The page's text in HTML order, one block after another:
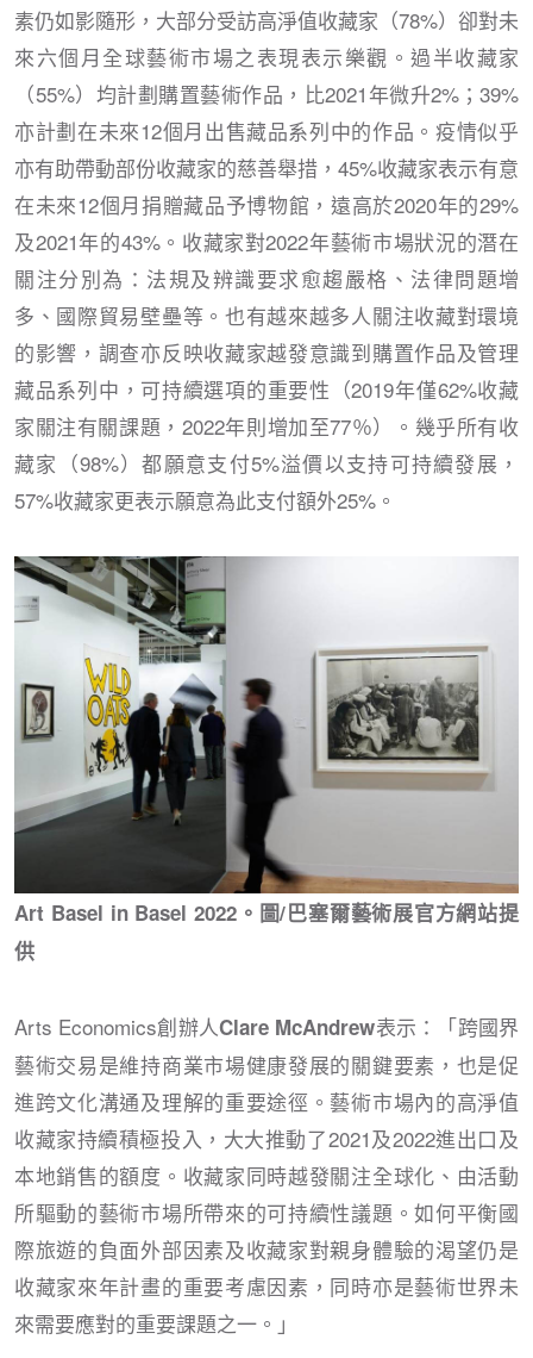
素仍如影隨形，大部分受訪高淨值收藏家（78%）卻對未
來六個月全球藝術市場之表現表示樂觀。過半收藏家
（55%）均計劃購置藝術作品，比2021年微升2%；39%
亦計劃在未來12個月出售藏品系列中的作品。疫情似乎
亦有助帶動部份收藏家的慈善舉措，45%收藏家表示有意
在未來12個月捐贈藏品予博物館，遠高於2020年的29%
及2021年的43%。收藏家對2022年藝術市場狀況的潛在
關注分別為：法規及辨識要求愈趨嚴格、法律問題增
多、國際貿易壁壘等。也有越來越多人關注收藏對環境
的影響，調查亦反映收藏家越發意識到購置作品及管理
藏品系列中，可持續選項的重要性（2019年僅62%收藏
家關注有關課題，2022年則增加至77％）。幾乎所有收
藏家（98%）都願意支付5%溢價以支持可持續發展，
57%收藏家更表示願意為此支付額外25%。
Art Basel in Basel 2022。圖/巴塞爾藝術展官方網站提
供
Arts Economics創辦人Clare McAndrew表示：「跨國界
藝術交易是維持商業市場健康發展的關鍵要素，也是促
進跨文化溝通及理解的重要途徑。藝術市場內的高淨值
收藏家持續積極投入，大大推動了2021及2022進出口及
本地銷售的額度。收藏家同時越發關注全球化、由活動
所驅動的藝術市場所帶來的可持續性議題。如何平衡國
際旅遊的負面外部因素及收藏家對親身體驗的渴望仍是
收藏家來年計畫的重要考慮因素，同時亦是藝術世界未
來需要應對的重要課題之一。」